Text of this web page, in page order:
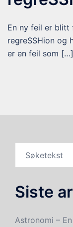
En ny feil er blitt
regreSSHion og
er en feil som […]
Siste
Astronomi –